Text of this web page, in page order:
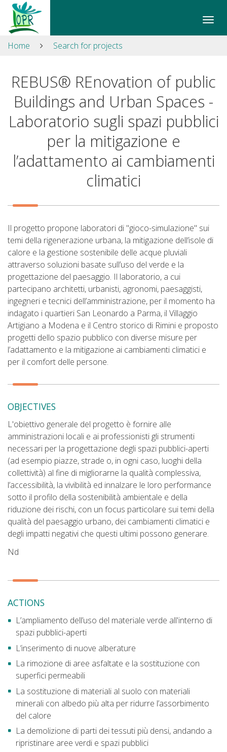
Skip
content
Sitemap
Search
navigation
Apri/
il
Home Search for projects
REBUS® REnovation of public
Buildings and Urban Spaces -
Laboratorio sugli spazi pubblici
per la mitigazione e
l’adattamento ai cambiamenti
climatici
Il progetto propone laboratori di "gioco-simulazione" sui
temi della rigenerazione urbana, la mitigazione dell’isole di
calore e la gestione sostenibile delle acque pluviali
attraverso soluzioni basate sull’uso del verde e la
progettazione del paesaggio. Il laboratorio, a cui
partecipano architetti, urbanisti, agronomi, paesaggisti,
ingegneri e tecnici dell’amministrazione, per il momento ha
indagato i quartieri San Leonardo a Parma, il Villaggio
Artigiano a Modena e il Centro storico di Rimini e proposto
progetti dello spazio pubblico con diverse misure per
l’adattamento e la mitigazione ai cambiamenti climatici e
per il comfort delle persone.
OBJECTIVES
L'obiettivo generale del progetto è fornire alle
amministrazioni locali e ai professionisti gli strumenti
necessari per la progettazione degli spazi pubblici-aperti
(ad esempio piazze, strade o, in ogni caso, luoghi della
collettività) al fine di migliorarne la qualità complessiva,
l’accessibilità, la vivibilità ed innalzare le loro performance
sotto il profilo della sostenibilità ambientale e della
riduzione dei rischi, con un focus particolare sui temi della
qualità del paesaggio urbano, dei cambiamenti climatici e
degli impatti negativi che questi ultimi possono generare.
Nd
ACTIONS
L’ampliamento dell’uso del materiale verde all'interno di
spazi pubblici-aperti
L’inserimento di nuove alberature
La rimozione di aree asfaltate e la sostituzione con
superfici permeabili
La sostituzione di materiali al suolo con materiali
minerali con albedo più alta per ridurre l’assorbimento
del calore
La demolizione di parti dei tessuti più densi, andando a
ripristinare aree verdi e spazi pubblici